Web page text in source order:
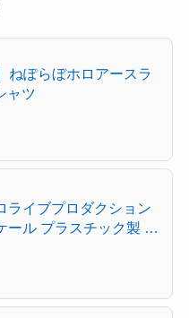
ねぽらぼホロアースラ
ャツ
ライブプロダクション
ール プラスチック製 塗
ア